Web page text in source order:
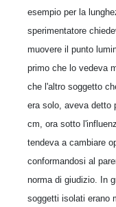
esempio per la
sperimentatore
muovere il punto
primo che lo vedeva
che l'altro soggetto
era solo, aveva detto
cm, ora sotto
tendeva a cambiare
conformandosi al
norma di giudizio. In
soggetti isolati erano